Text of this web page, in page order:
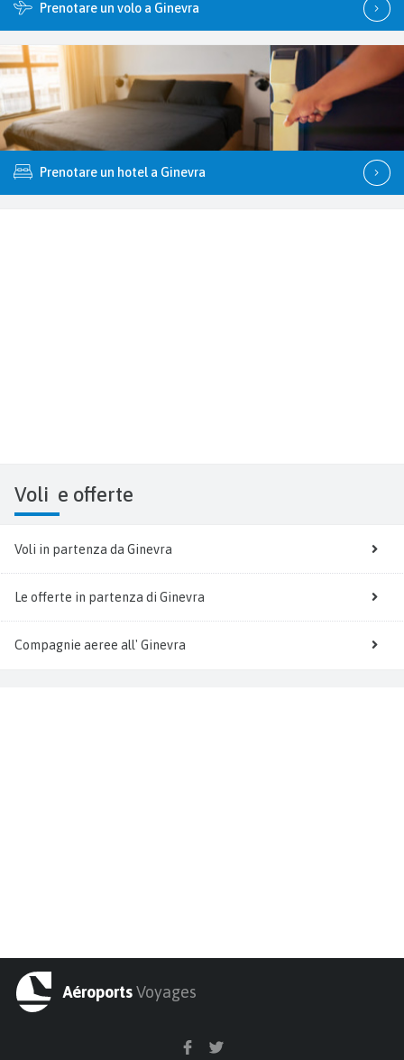
Prenotare un volo a Ginevra
Prenotare un hotel a Ginevra
Voli e offerte
Voli in partenza da Ginevra
Le offerte in partenza di Ginevra
Compagnie aeree all' Ginevra
AéroportsVoyages